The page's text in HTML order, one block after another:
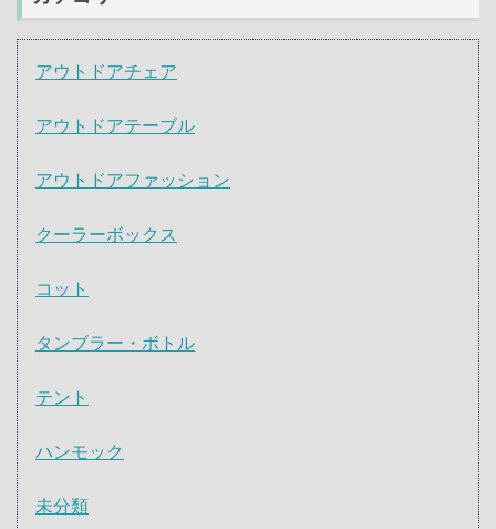
アウトドアチェア
アウトドアテーブル
アウトドアファッション
クーラーボックス
コット
タンブラー・ボトル
テント
ハンモック
未分類